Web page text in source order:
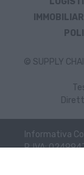
© SUPPLY
Informativa
P. IVA: